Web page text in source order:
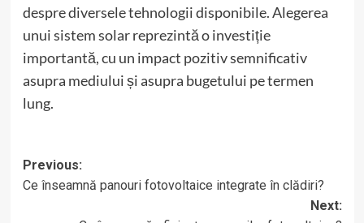
despre diversele tehnologii disponibile. Alegerea
unui sistem solar reprezintă o investiție
importantă, cu un impact pozitiv semnificativ
asupra mediului și asupra bugetului pe termen
lung.
Post
navigation
Previous:
Ce înseamnă panouri fotovoltaice integrate în clădiri?
Next: